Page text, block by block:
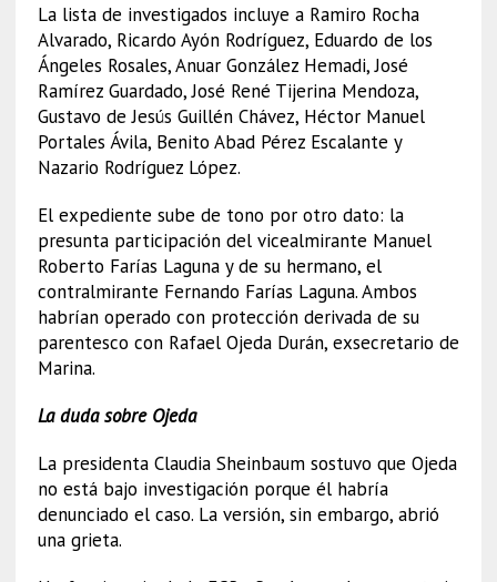
La lista de investigados incluye a Ramiro Rocha
Alvarado, Ricardo Ayón Rodríguez, Eduardo de los
Ángeles Rosales, Anuar González Hemadi, José
Ramírez Guardado, José René Tijerina Mendoza,
Gustavo de Jesús Guillén Chávez, Héctor Manuel
Portales Ávila, Benito Abad Pérez Escalante y
Nazario Rodríguez López.
El expediente sube de tono por otro dato: la
presunta participación del vicealmirante Manuel
Roberto Farías Laguna y de su hermano, el
contralmirante Fernando Farías Laguna. Ambos
habrían operado con protección derivada de su
parentesco con Rafael Ojeda Durán, exsecretario de
Marina.
La duda sobre Ojeda
La presidenta Claudia Sheinbaum sostuvo que Ojeda
no está bajo investigación porque él habría
denunciado el caso. La versión, sin embargo, abrió
una grieta.